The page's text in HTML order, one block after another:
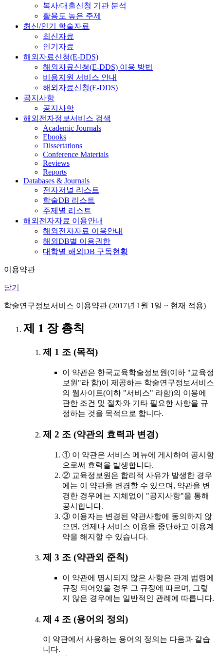
복사/대출신청 기관 분석
활용도 높은 주제
최신/인기 학술자료
최신자료
인기자료
해외자료신청(E-DDS)
해외자료신청(E-DDS) 이용 방법
비용지원 서비스 안내
해외자료신청(E-DDS)
공지사항
공지사항
해외전자정보서비스 검색
Academic Journals
Ebooks
Dissertations
Conference Materials
Reviews
Reports
Databases & Journals
전자저널 리스트
학술DB 리스트
주제별 리스트
해외전자자료 이용안내
해외전자자료 이용안내
해외DB별 이용권한
대학별 해외DB 구독현황
이용약관
닫기
학술연구정보서비스 이용약관 (2017년 1월 1일 ~ 현재 적용)
제 1 장 총칙
제 1 조 (목적)
이 약관은 한국교육학술정보원(이하 "교육정
보원"라 함)이 제공하는 학술연구정보서비스
의 웹사이트(이하 "서비스" 라함)의 이용에
관한 조건 및 절차와 기타 필요한 사항을 규
정하는 것을 목적으로 합니다.
제 2 조 (약관의 효력과 변경)
① 이 약관은 서비스 메뉴에 게시하여 공시함
으로써 효력을 발생합니다.
② 교육정보원은 합리적 사유가 발생한 경우
에는 이 약관을 변경할 수 있으며, 약관을 변
경한 경우에는 지체없이 "공지사항"을 통해
공시합니다.
③ 이용자는 변경된 약관사항에 동의하지 않
으면, 언제나 서비스 이용을 중단하고 이용계
약을 해지할 수 있습니다.
제 3 조 (약관외 준칙)
이 약관에 명시되지 않은 사항은 관계 법령에
규정 되어있을 경우 그 규정에 따르며, 그렇
지 않은 경우에는 일반적인 관례에 따릅니다.
제 4 조 (용어의 정의)
이 약관에서 사용하는 용어의 정의는 다음과 같습
니다.